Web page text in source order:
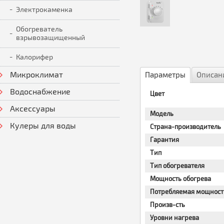
Электрокаменка
Обогреватель
взрывозащищенный
Калорифер
Микроклимат
Водоснабжение
Аксессуары
Кулеры для воды
Параметры
Цвет
Модель
Страна-производитель
Гарантия
Тип
Тип обогревателя
Мощность обогрева
Потребляемая
Произв-сть
Уровни нагрева